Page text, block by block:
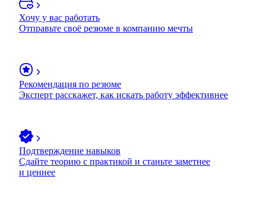
Хочу у вас работать
Отправьте своё резюме в компанию мечты
Рекомендация по резюме
Эксперт расскажет, как искать работу эффективнее
Подтверждение навыков
Сдайте теорию с практикой и станьте заметнее
и ценнее